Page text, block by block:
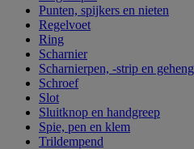
Punten, spijkers en nieten
Regelvoet
Ring
Scharnier
Scharnierpen, -strip en geheng
Schroef
Slot
Sluitknop en handgreep
Spie, pen en klem
Trildempend